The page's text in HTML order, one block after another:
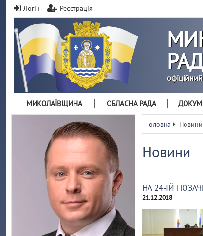
Логін Реєстрація
МИКОЛАЇВЩИНА ОБЛАСНА РАДА
Головна Новини
Новини
НА 24-ІЙ
21.12.2018